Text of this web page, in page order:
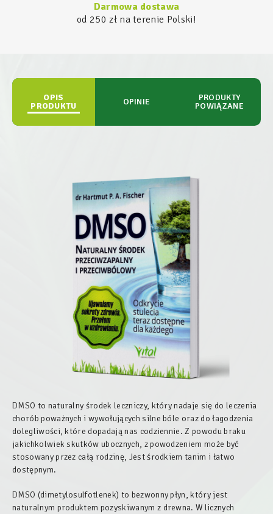
Darmowa dostawa
od 250 zł na terenie Polski!
OPIS
PRODUKTU
OPINIE
PRODUKTY
POWIĄZANE
DMSO to naturalny środek leczniczy, który nadaje się do leczenia
chorób poważnych i wywołujących silne bóle oraz do łagodzenia
dolegliwości, które dopadają nas codziennie. Z powodu braku
jakichkolwiek skutków ubocznych, z powodzeniem może być
stosowany przez całą rodzinę, Jest środkiem tanim i łatwo
dostępnym.
DMSO (dimetylosulfotlenek) to bezwonny płyn, który jest
naturalnym produktem pozyskiwanym z drewna. W licznych